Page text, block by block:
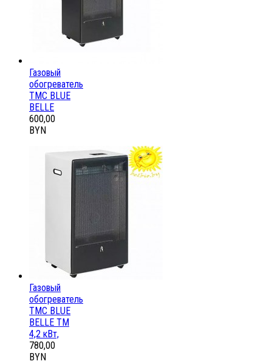
Газовый
обогреватель
ТМС BLUE
BELLE
600,00
BYN
Газовый
обогреватель
ТМС BLUE
BELLE ТМ
4,2 кВт,
780,00
BYN